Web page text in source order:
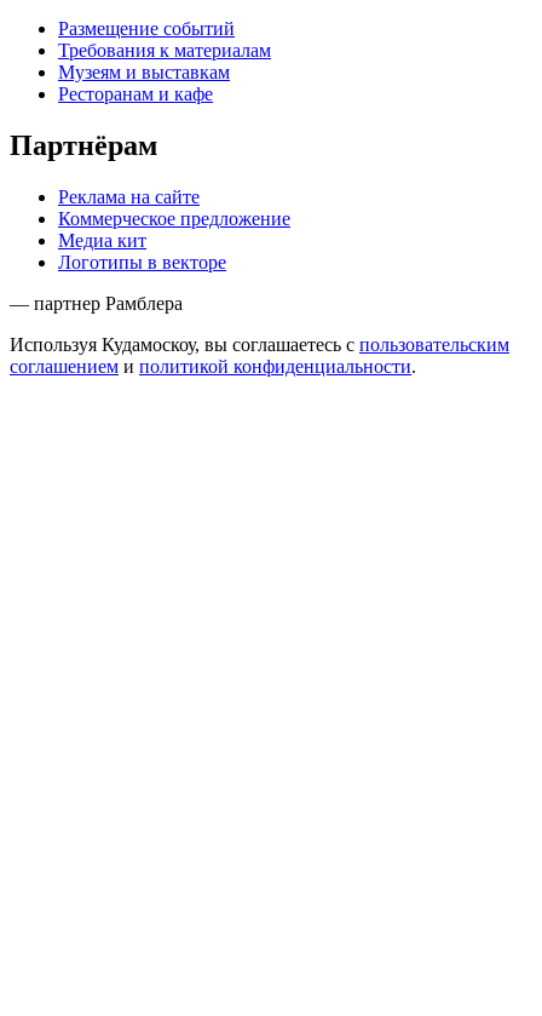
Размещение событий
Требования к материалам
Музеям и выставкам
Ресторанам и кафе
Партнёрам
Реклама на сайте
Коммерческое предложение
Медиа кит
Логотипы в векторе
— партнер Рамблера
Используя Кудамоскоу, вы соглашаетесь с пользовательским
соглашением и политикой конфиденциальности.